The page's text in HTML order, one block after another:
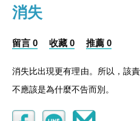
消失
留言 0 收藏 0 推薦 0
消失比出現更有理由。所以，該
不應該是為什麼不告而別。